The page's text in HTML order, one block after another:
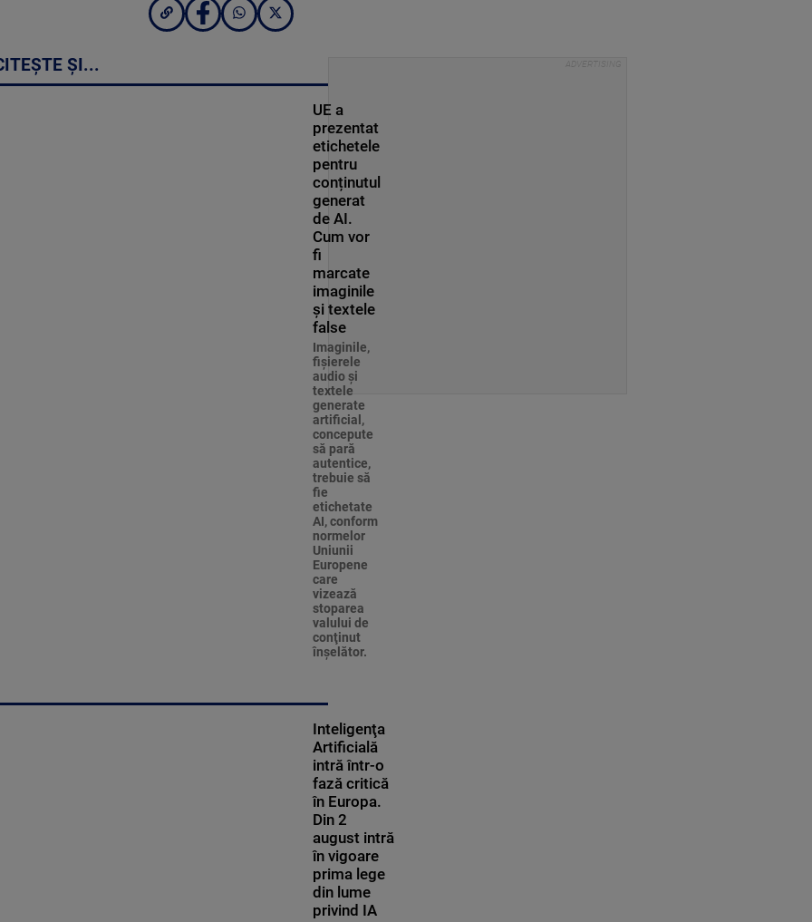
ȘI...
UE a
prezentat
etichetele
pentru
conținutul
generat
de AI.
Cum vor
fi
marcate
imaginile
și textele
false
Imaginile,
fişierele
audio şi
textele
generate
artificial,
concepute
să pară
autentice,
trebuie să
fie
etichetate
AI, conform
normelor
Uniunii
Europene
care
vizează
stoparea
valului de
conţinut
înşelător.
Inteligenţa
Artificială
intră într-o
fază critică
în Europa.
Din 2
august intră
în vigoare
prima lege
din lume
privind IA